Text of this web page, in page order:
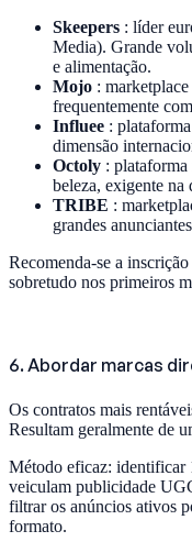
Skeepers : líder
Media). Grande
e alimentação.
Mojo :
frequentemente
Influee :
dimensão
Octoly :
beleza, exigente na
TRIBE :
grandes
Recomenda-se a
sobretudo nos primeiros
6. Abordar marcas
Os contratos mais
Resultam geralmente de
Método eficaz: identificar
veiculam publicidade
filtrar os anúncios ativos
formato.